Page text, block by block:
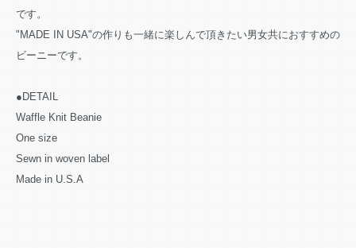
です。
"MADE IN USA"の作りも一緒に楽しんで頂きたい男女共におすすめの
ビーニーです。
●DETAIL
Waffle Knit Beanie
One size
Sewn in woven label
Made in U.S.A